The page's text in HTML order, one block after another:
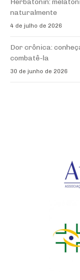
Herbatonin:
naturalmente
4 de julho de 2026
Dor crônica:
combatê-la
30 de junho de 2026